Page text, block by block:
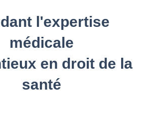
l'expertise
médicale
en droit de la
santé